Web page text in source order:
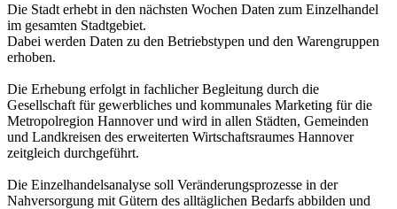
Die Stadt erhebt in den nächsten Wochen Daten zum Einzelhandel
im gesamten Stadtgebiet.
Dabei werden Daten zu den Betriebstypen und den Warengruppen
erhoben.
Die Erhebung erfolgt in fachlicher Begleitung durch die
Gesellschaft für gewerbliches und kommunales Marketing für die
Metropolregion Hannover und wird in allen Städten, Gemeinden
und Landkreisen des erweiterten Wirtschaftsraumes Hannover
zeitgleich durchgeführt.
Die Einzelhandelsanalyse soll Veränderungsprozesse in der
Nahversorgung mit Gütern des alltäglichen Bedarfs abbilden und